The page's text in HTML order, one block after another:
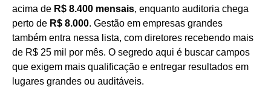
acima de R$ 8.400 mensais, enquanto auditoria chega
perto de R$ 8.000. Gestão em empresas grandes
também entra nessa lista, com diretores recebendo mais
de R$ 25 mil por mês. O segredo aqui é buscar campos
que exigem mais qualificação e entregar resultados em
lugares grandes ou auditáveis.